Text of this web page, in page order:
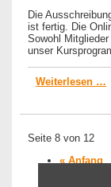
Die
ist fertig. Die
Sowohl
unser
Weiterlesen …
Seite 8 von 12
« Anfang